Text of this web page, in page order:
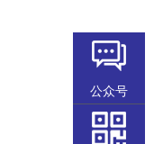
公众号